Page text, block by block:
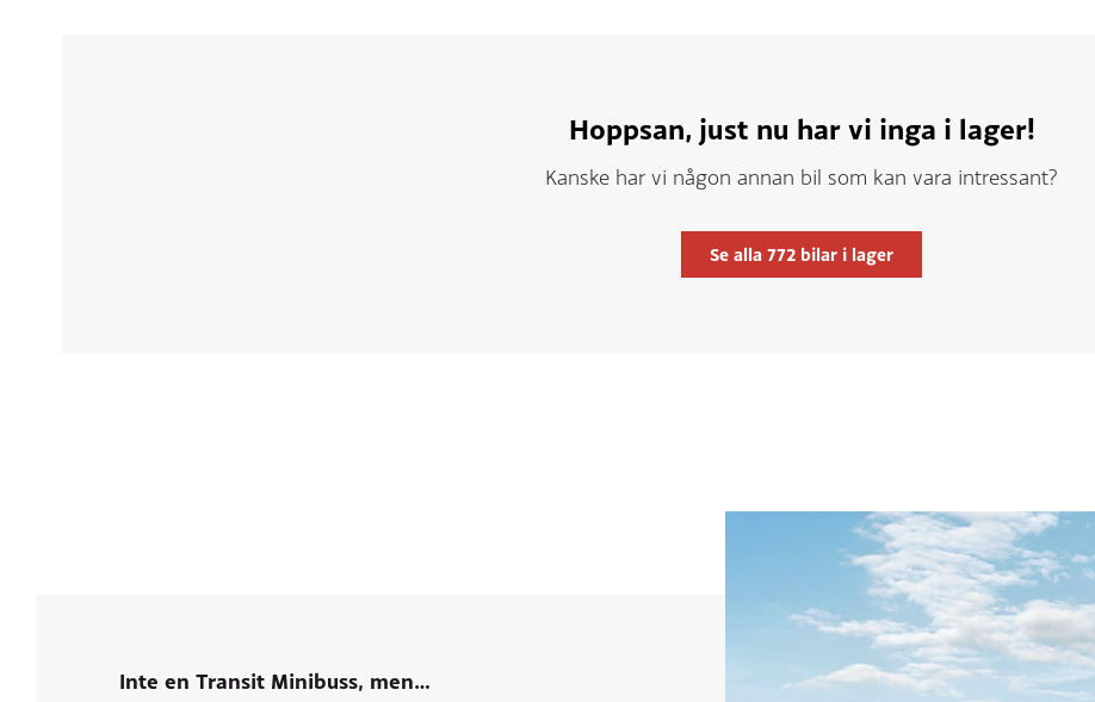
Hoppsan, just nu har vi inga i lager!
Kanske har vi någon annan bil som kan vara intressant?
Se alla 772 bilar i lager
Inte en Transit Minibuss, men…